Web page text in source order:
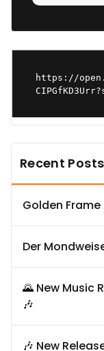
https://
Recent Posts
Golden
Der
🌄 New Music
🎶
🎶 New